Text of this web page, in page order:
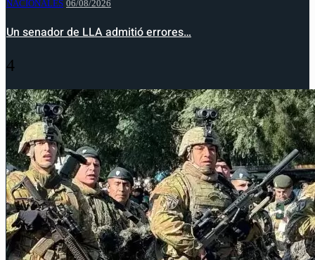
NACIONALES 06/08/2026
Un senador de LLA admitió errores…
4